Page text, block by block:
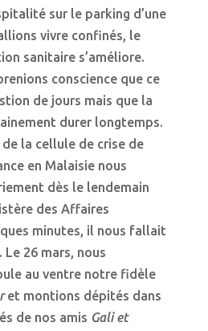
sur le parking d’une
vivre confinés, le
sanitaire s’améliore.
conscience que ce
de jours mais que la
durer longtemps.
de la cellule de crise de
en Malaisie nous
dès le lendemain
des Affaires
minutes, il nous fallait
26 mars, nous
au ventre notre fidèle
et montions dépités dans
de nos amis Gali et